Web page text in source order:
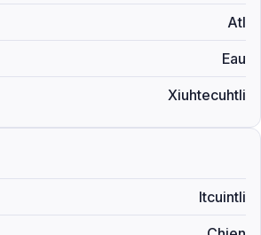
Atl
Eau
Xiuhtecuhtli
Itcuintli